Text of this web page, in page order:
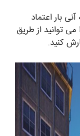
بار اعتماد
توانید از طریق